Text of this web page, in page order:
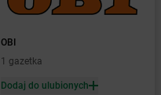
OBI
1 gazetka
Dodaj do ulubionych